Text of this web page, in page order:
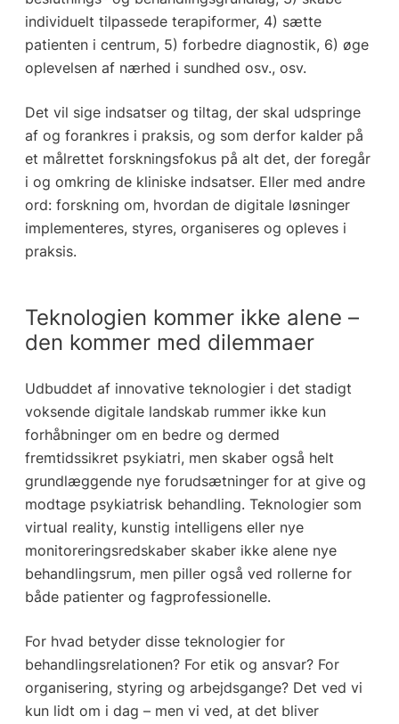
individuelt tilpassede terapiformer, 4) sætte
patienten i centrum, 5) forbedre diagnostik, 6) øge
oplevelsen af nærhed i sundhed osv., osv.
Det vil sige indsatser og tiltag, der skal udspringe
af og forankres i praksis, og som derfor kalder på
et målrettet forskningsfokus på alt det, der foregår
i og omkring de kliniske indsatser. Eller med andre
ord: forskning om, hvordan de digitale løsninger
implementeres, styres, organiseres og opleves i
praksis.
Teknologien kommer ikke alene –
den kommer med dilemmaer
Udbuddet af innovative teknologier i det stadigt
voksende digitale landskab rummer ikke kun
forhåbninger om en bedre og dermed
fremtidssikret psykiatri, men skaber også helt
grundlæggende nye forudsætninger for at give og
modtage psykiatrisk behandling. Teknologier som
virtual reality, kunstig intelligens eller nye
monitoreringsredskaber skaber ikke alene nye
behandlingsrum, men piller også ved rollerne for
både patienter og fagprofessionelle.
For hvad betyder disse teknologier for
behandlingsrelationen? For etik og ansvar? For
organisering, styring og arbejdsgange? Det ved vi
kun lidt om i dag – men vi ved, at det bliver